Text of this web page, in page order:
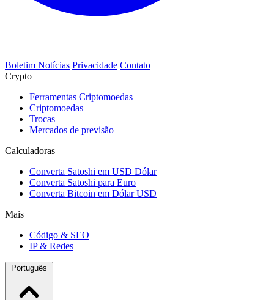
Boletim Notícias Privacidade Contato
Crypto
Ferramentas Criptomoedas
Criptomoedas
Trocas
Mercados de previsão
Calculadoras
Converta Satoshi em USD Dólar
Converta Satoshi para Euro
Converta Bitcoin em Dólar USD
Mais
Código & SEO
IP & Redes